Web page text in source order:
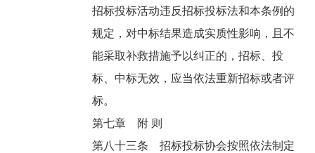
招标投标活动违反招标投标法和本条例的
规定，对中标结果造成实质性影响，且不
能采取补救措施予以纠正的，招标、投
标、中标无效，应当依法重新招标或者评
标。
第七章 附 则
第八十三条 招标投标协会按照依法制定